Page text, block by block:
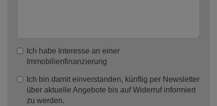
Ich habe Interesse an einer
Immobilienfinanzierung
Ich bin damit einverstanden, künftig per Newsletter
über aktuelle Angebote bis auf Widerruf informiert
zu werden.